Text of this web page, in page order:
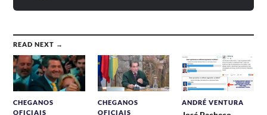
READ NEXT →
CHEGANOS
OFICIAIS
CHEGANOS
OFICIAIS
ANDRÉ VENTURA